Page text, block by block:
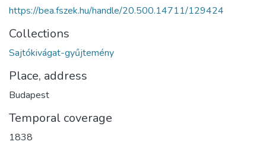
https://bea.fszek.hu/handle/20.500.14711/129424
Collections
Sajtókivágat-gyűjtemény
Place, address
Budapest
Temporal coverage
1838